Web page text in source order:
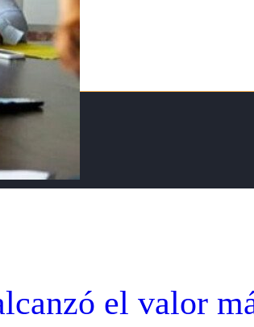
el valor